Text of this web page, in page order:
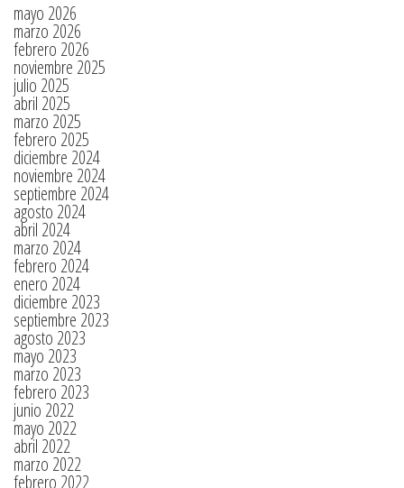
mayo 2026
marzo 2026
febrero 2026
noviembre 2025
julio 2025
abril 2025
marzo 2025
febrero 2025
diciembre 2024
noviembre 2024
septiembre 2024
agosto 2024
abril 2024
marzo 2024
febrero 2024
enero 2024
diciembre 2023
septiembre 2023
agosto 2023
mayo 2023
marzo 2023
febrero 2023
junio 2022
mayo 2022
abril 2022
marzo 2022
febrero 2022